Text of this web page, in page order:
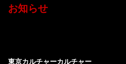
お知らせ
東京カルチャーカルチャー